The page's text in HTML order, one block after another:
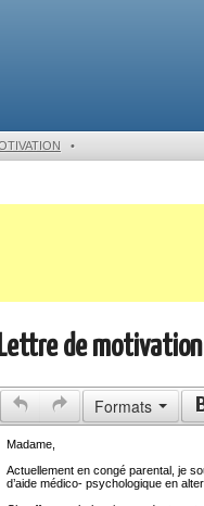
•
Lettre de
Formats